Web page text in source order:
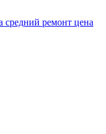
средний ремонт цена